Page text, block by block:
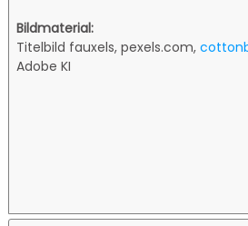
Bildmaterial:
Titelbild fauxels, pexels.com,
Adobe KI